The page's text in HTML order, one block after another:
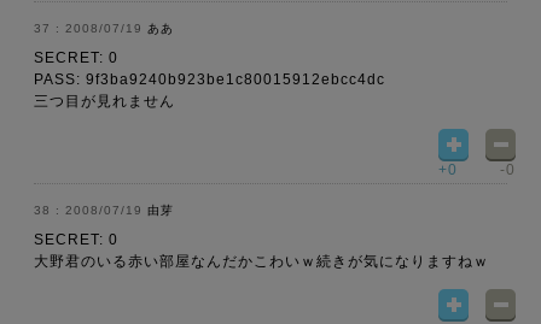
2008/07/19 ああ
SECRET: 0
PASS: 9f3ba9240b923be1c80015912ebcc4dc
三つ目が見れません
+0 -0
2008/07/19 由芽
SECRET: 0
大野君のいる赤い部屋なんだかこわいｗ続きが気になりますねｗ